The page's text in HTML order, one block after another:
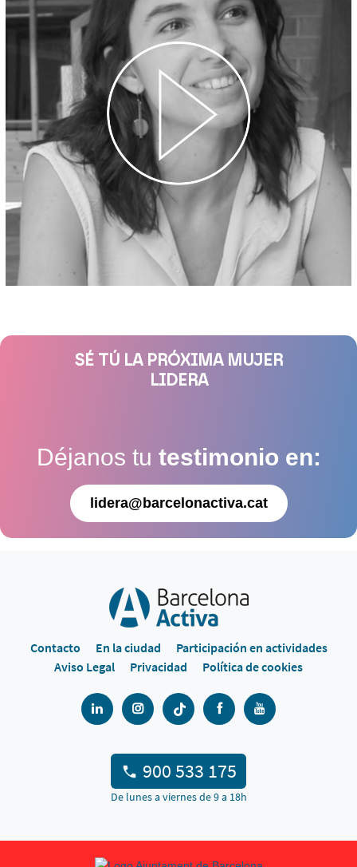
SÉ TÚ LA PRÓXIMA MUJER
LIDERA
Déjanos tu testimonio en:
lidera@barcelonactiva.cat
Contacto En la ciudad
Participación en actividades
Aviso Legal
Privacidad Política de cookies
900 533 175
De lunes a viernes de 9 a 18h